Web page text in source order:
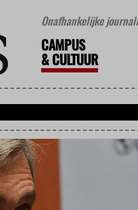
Onafhankelijke
CAMPUS
&CULTUUR